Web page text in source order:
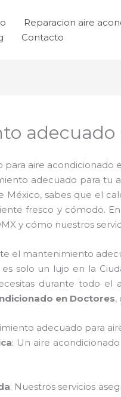
Reparacion aire
Contacto
adecuado
aire acondicionado
adecuado para tu
México, sabes que el
fresco y cómodo.
y cómo nuestros
el mantenimiento
solo un lujo en la
durante todo el
en Doctores,
adecuado para
: Un aire
: Nuestros servicios